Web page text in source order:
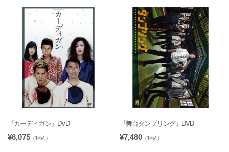
『カーディガン』DVD
¥6,075 （税込）
『舞台タンブリング』DVD
¥7,480 （税込）